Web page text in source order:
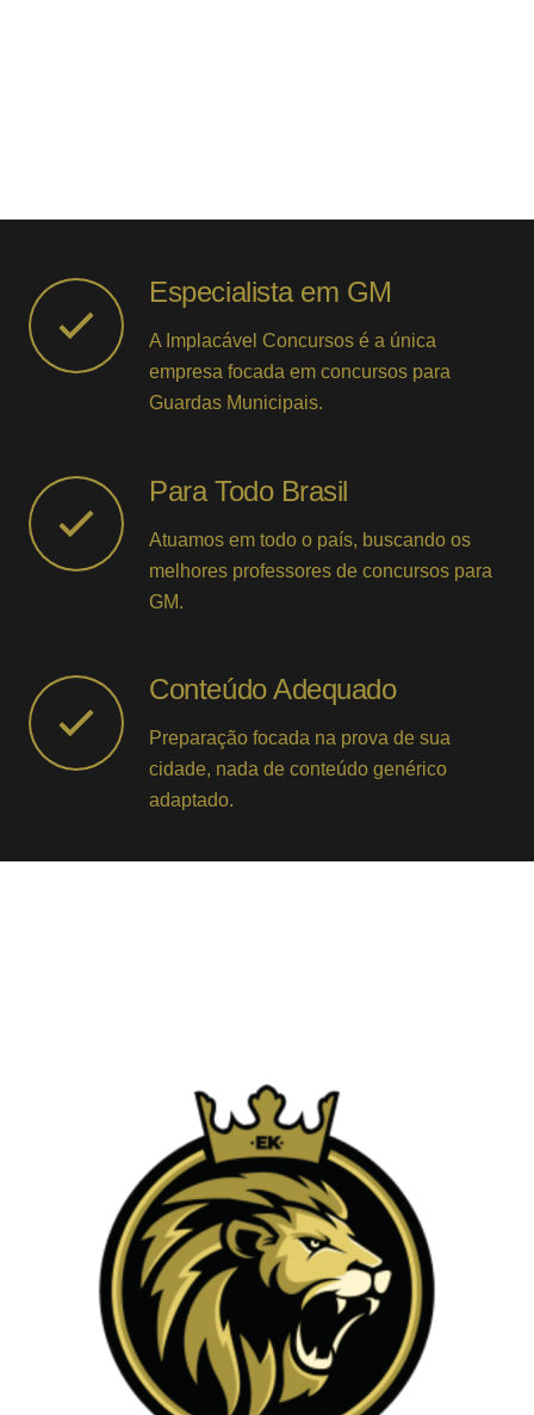
Especialista em GM
A Implacável Concursos é a única
empresa focada em concursos para
Guardas Municipais.
Para Todo Brasil
Atuamos em todo o país, buscando os
melhores professores de concursos para
GM.
Conteúdo Adequado
Preparação focada na prova de sua
cidade, nada de conteúdo genérico
adaptado.